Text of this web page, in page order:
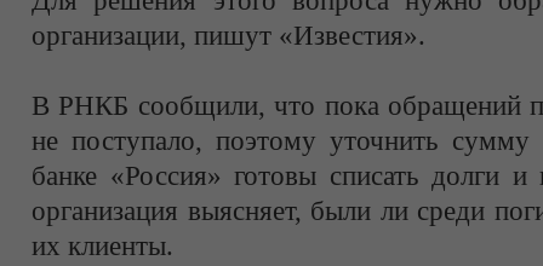
организации, пишут «Известия».
В РНКБ сообщили, что пока обращений
не поступало, поэтому уточнить сумму
банке «Россия» готовы списать долги
организация выясняет, были ли среди
их клиенты.